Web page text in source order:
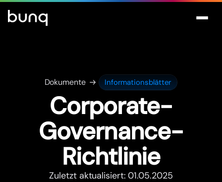
Dokumente Informationsblätter
Corporate-
Governance-
Richtlinie
Zuletzt aktualisiert: 01.05.2025